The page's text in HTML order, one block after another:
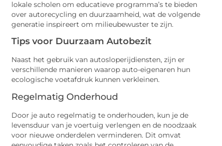
lokale scholen om educatieve programma’s te bieden
over autorecycling en duurzaamheid, wat de volgende
generatie inspireert om milieubewuster te zijn.
Tips voor Duurzaam Autobezit
Naast het gebruik van autosloperijdiensten, zijn er
verschillende manieren waarop auto-eigenaren hun
ecologische voetafdruk kunnen verkleinen.
Regelmatig Onderhoud
Door je auto regelmatig te onderhouden, kun je de
levensduur van je voertuig verlengen en de noodzaak
voor nieuwe onderdelen verminderen. Dit omvat